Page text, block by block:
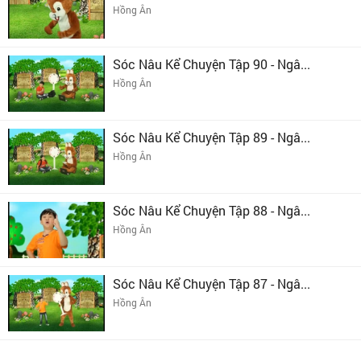
Hồng Ân
Sóc Nâu Kể Chuyện Tập 90 - Ngâ...
Hồng Ân
Sóc Nâu Kể Chuyện Tập 89 - Ngâ...
Hồng Ân
Sóc Nâu Kể Chuyện Tập 88 - Ngâ...
Hồng Ân
Sóc Nâu Kể Chuyện Tập 87 - Ngâ...
Hồng Ân